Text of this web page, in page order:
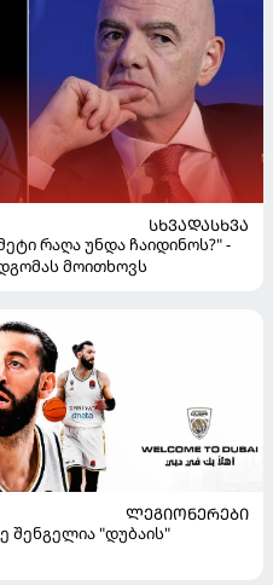
ᲡᲮᲕᲐᲓᲐᲡᲮᲕᲐ
რაღა უნდა ჩაიდინოს?" -
მოითხოვს
ᲚᲔᲒᲘᲝᲜᲔᲠᲔᲑᲘ
შენგელია "დუბაის"